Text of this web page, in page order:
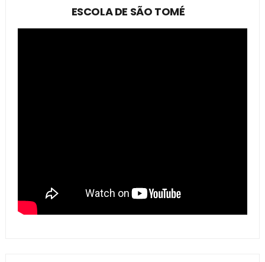
ESCOLA DE SÃO TOMÉ